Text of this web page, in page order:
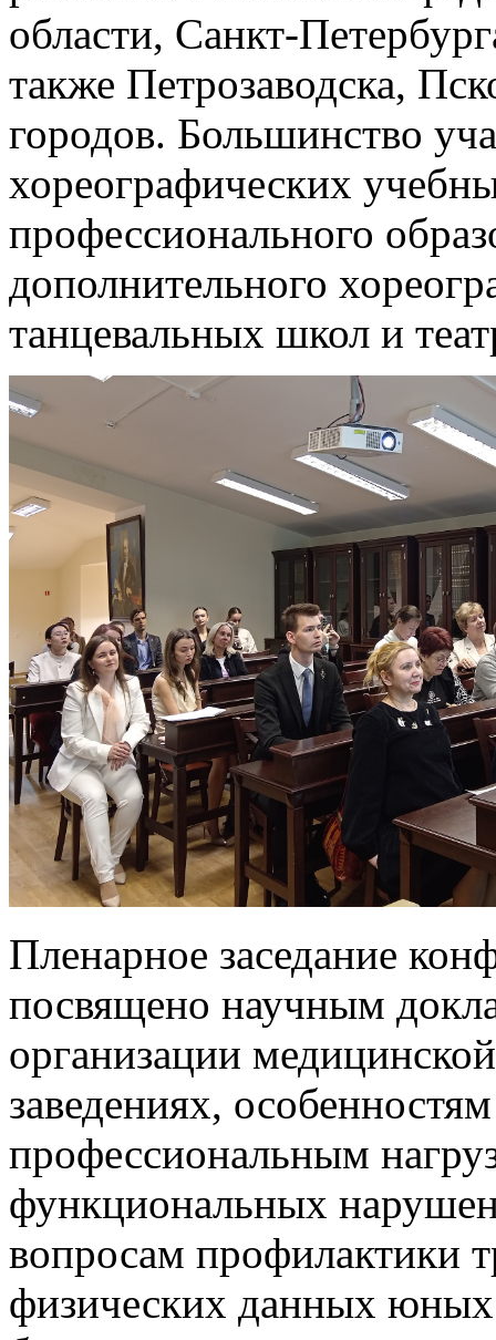
области, Санкт-
также Петрозаводска,
городов. Большинство
хореографических
профессионального
дополнительного
танцевальных школ и
Пленарное заседание
посвящено научным
организации
заведениях,
профессиональным
функциональных
вопросам профилактики
физических данных